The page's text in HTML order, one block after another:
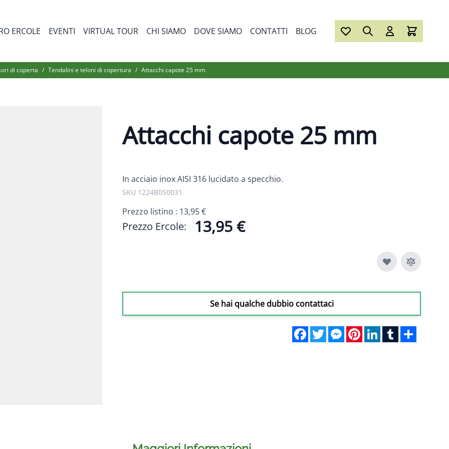
for Prodotti
ERCOLE EVENTI VIRTUAL TOUR CHI SIAMO DOVE SIAMO CONTATTI BLOG
di coperta / Tendalini e teloni di copertura / Attacchi capote 25 mm
Attacchi capote 25 mm
In acciaio inox AISI 316 lucidato a specchio.
SKU 1224B050031
Prezzo listino : 13,95 €
Prezzo Ercole: 13,95 €
Se hai qualche dubbio contattaci
FacebookTwitterMessengerPinterestLinkedInTumblr